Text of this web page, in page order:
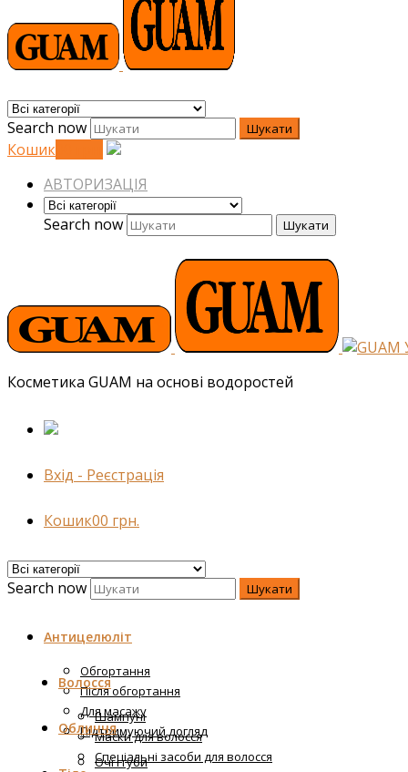
Search now Шукати
Кошик
АВТОРИЗАЦІЯ
Search now
Шукати
Косметика GUAM на основі водоростей
Вхід - Реєстрація
Кошик00 грн.
Search now Шукати
Антицелюліт
Обгортання
Після обгортання
Для масажу
Підтримуючий догляд
Волосся
Шампуні
Маски для волосся
Спеціальні засоби для волосся
Обличчя
Очі і губи